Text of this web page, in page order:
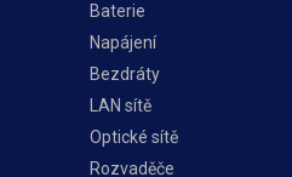
Baterie
Napájení
Bezdráty
LAN sítě
Optické sítě
Rozvaděče